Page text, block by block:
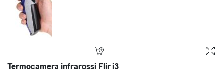
Termocamera infrarossi Flir i3